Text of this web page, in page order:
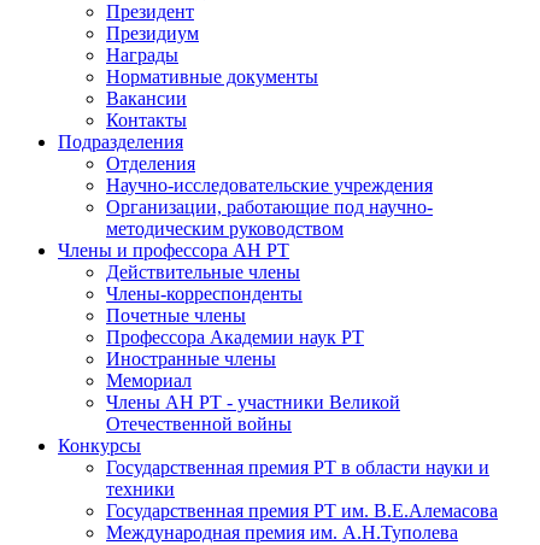
Президент
Президиум
Награды
Нормативные документы
Вакансии
Контакты
Подразделения
Отделения
Научно-исследовательские учреждения
Организации, работающие под научно-
методическим руководством
Члены и профессора АН РТ
Действительные члены
Члены-корреспонденты
Почетные члены
Профессора Академии наук РТ
Иностранные члены
Мемориал
Члены АН РТ - участники Великой
Отечественной войны
Конкурсы
Государственная премия РТ в области науки и
техники
Государственная премия РТ им. В.Е.Алемасова
Международная премия им. А.Н.Туполева